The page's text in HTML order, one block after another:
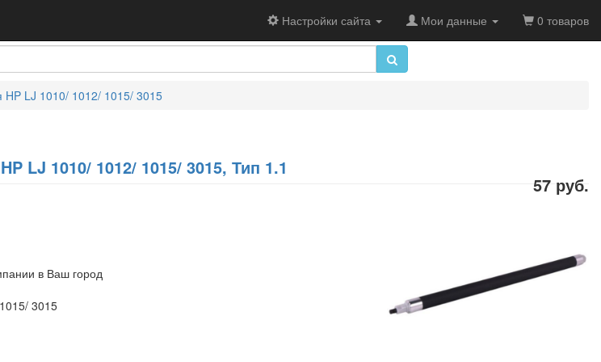
Настройки сайта Мои данные 0 товаров
HP LJ 1010/ 1012/ 1015/ 3015
LJ 1010/ 1012/ 1015/ 3015, Тип 1.1
57 руб.
в Ваш город
3015